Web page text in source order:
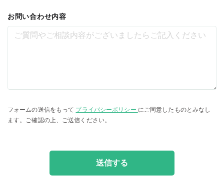
お問い合わせ内容
フォームの送信をもって プライバシーポリシー にご同意したものとみなし
ます。
ご確認の上、ご送信ください。